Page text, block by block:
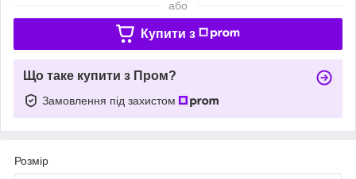
або
Купити з
Що таке купити з Пром?
Замовлення під захистом
Розмір